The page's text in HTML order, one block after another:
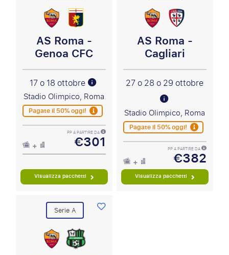
AS Roma -
Genoa CFC
17 o 18 ottobre
Stadio Olimpico, Roma
Pagate il 50% oggi!
PP A PARTIRE DA
€301
Visualizza pacchetti
AS Roma -
Cagliari
27 o 28 o 29 ottobre
Stadio Olimpico, Roma
Pagate il 50% oggi!
PP A PARTIRE DA
€382
Visualizza pacchetti
Serie A